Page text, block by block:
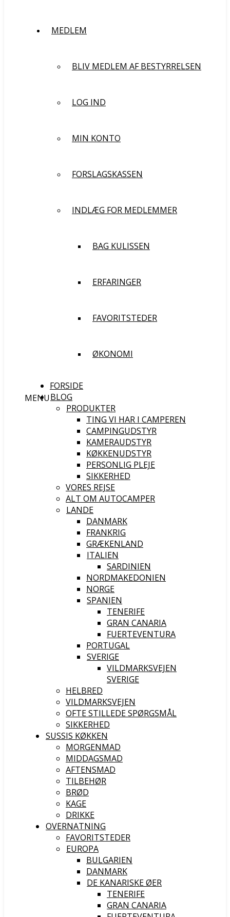
MEDLEM
BLIV MEDLEM AF BESTYRRELSEN
LOG IND
MIN KONTO
FORSLAGSKASSEN
INDLÆG FOR MEDLEMMER
BAG KULISSEN
ERFARINGER
FAVORITSTEDER
ØKONOMI
MENU
FORSIDE
BLOG
PRODUKTER
TING VI HAR I CAMPEREN
CAMPINGUDSTYR
KAMERAUDSTYR
KØKKENUDSTYR
PERSONLIG PLEJE
SIKKERHED
VORES REJSE
ALT OM AUTOCAMPER
LANDE
DANMARK
FRANKRIG
GRÆKENLAND
ITALIEN
SARDINIEN
NORDMAKEDONIEN
NORGE
SPANIEN
TENERIFE
GRAN CANARIA
FUERTEVENTURA
PORTUGAL
SVERIGE
VILDMARKSVEJEN
SVERIGE
HELBRED
VILDMARKSVEJEN
OFTE STILLEDE SPØRGSMÅL
SIKKERHED
SUSSIS KØKKEN
MORGENMAD
MIDDAGSMAD
AFTENSMAD
TILBEHØR
BRØD
KAGE
DRIKKE
OVERNATNING
FAVORITSTEDER
EUROPA
BULGARIEN
DANMARK
DE KANARISKE ØER
TENERIFE
GRAN CANARIA